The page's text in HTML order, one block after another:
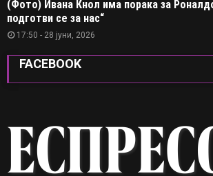
(Фото) Ивана Кнол има порака за
подготви се за нас“
17:50 - 28 јуни, 2026
FACEBOOK